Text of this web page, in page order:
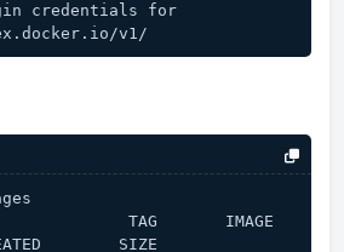
credentials for
v1/
TAG       IMAGE
SIZE